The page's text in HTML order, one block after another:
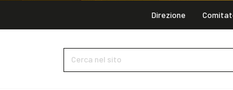
SCOPRI I DETTAGLIDirezione
Cerca nel sito